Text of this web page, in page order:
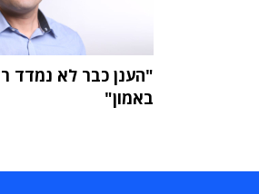
"הענן כבר לא נמדד
באמון"